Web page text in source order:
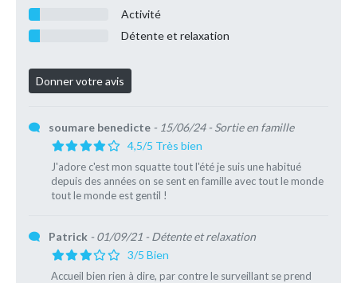
Activité
Détente et relaxation
soumare benedicte - 15/06/24- Sortie en famille
4,5/5 Très bien
J'adore c'est mon squatte tout l'été je suis une habitué
depuis des années on se sent en famille avec tout le monde
tout le monde est gentil !
Patrick - 01/09/21 - Détente et relaxation
3/5 Bien
Accueil bien rien à dire, par contre le surveillant se prend